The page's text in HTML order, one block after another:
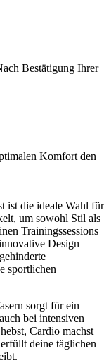
Bestätigung Ihrer
Komfort den
ist die ideale Wahl für
um sowohl Stil als
Trainingssessions
Design
sportlichen
sorgt für ein
bei intensiven
Cardio machst
deine täglichen